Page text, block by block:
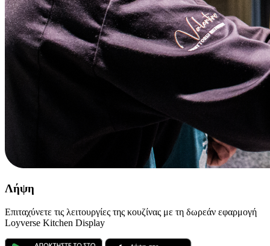
Λήψη
Επιταχύνετε τις λειτουργίες της κουζίνας με τη δωρεάν εφαρμογή
Loyverse Kitchen Display